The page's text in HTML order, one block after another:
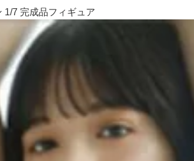
1/7 完成品フィギュア